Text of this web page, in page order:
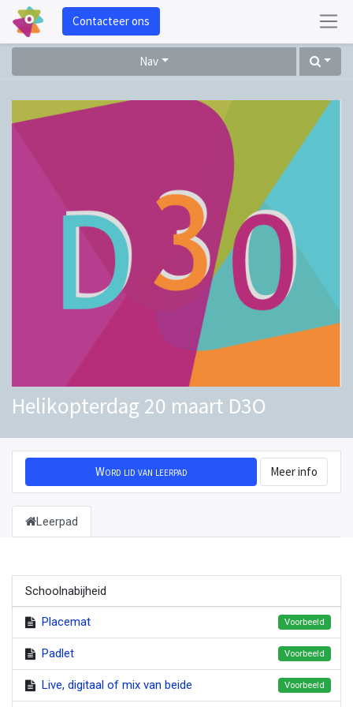
Contacteer ons
Nav
Helikopterdag 20 maart D3O
Word lid van leerpad Meer info
Leerpad
Schoolnabijheid
Placemat Voorbeeld
Padlet Voorbeeld
Live, digitaal of mix van beide Voorbeeld